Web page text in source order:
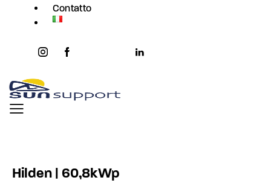
Contatto
instagramfacebook-
youtube2
linkedin
Hilden | 60,8kWp